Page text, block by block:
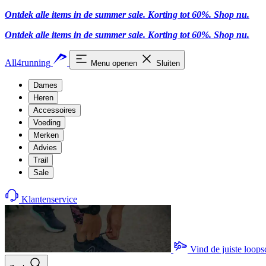
Ontdek alle items in de summer sale. Korting tot 60%. Shop nu.
Ontdek alle items in de summer sale. Korting tot 60%. Shop nu.
All4running Menu openen Sluiten
Dames
Heren
Accessoires
Voeding
Merken
Advies
Trail
Sale
Klantenservice
Vind de juiste